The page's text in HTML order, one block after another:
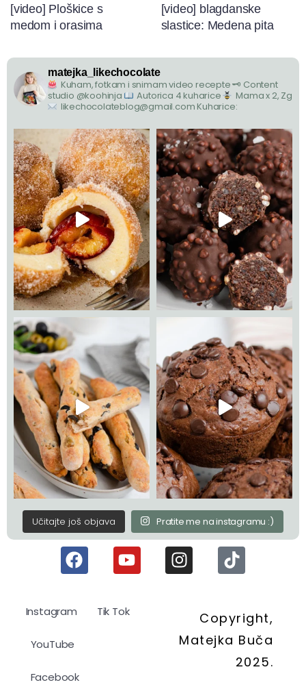
[video] Ploškice s
medom i orasima
[video] blagdanske
slastice: Medena pita
matejka_likechocolate
Kuham, fotkam i snimam video recepte🗝 Content
studio @koohinja
Autorica 4 kuharice
Mama x 2, Zg
likechocolateblog@gmail.com Kuharice:
Učitajte još objava Pratite me na instagramu :)
Instagram Tik Tok
YouTube
Facebook
Copyright,
Matejka Buča
2025.